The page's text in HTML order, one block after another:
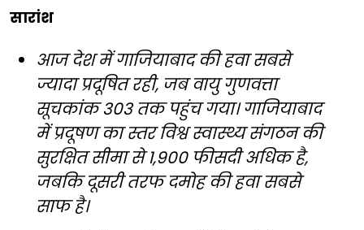
सारांश
आज देश में गाजियाबाद की हवा सबसे
ज्यादा प्रदूषित रही, जब वायु गुणवत्ता
सूचकांक 303 तक पहुंच गया। गाजियाबाद
में प्रदूषण का स्तर विश्व स्वास्थ्य संगठन की
सुरक्षित सीमा से 1,900 फीसदी अधिक है,
जबकि दूसरी तरफ दमोह की हवा सबसे
साफ है।